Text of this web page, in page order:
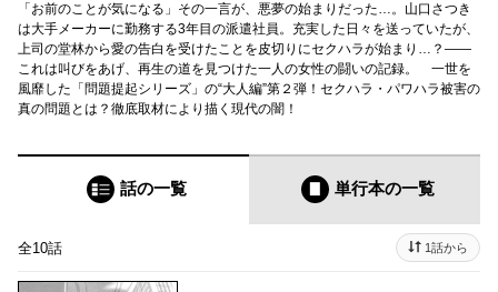
「お前のことが気になる」その一言が、悪夢の始まりだった…。山口さつき
は大手メーカーに勤務する3年目の派遣社員。充実した日々を送っていたが、
上司の堂林から愛の告白を受けたことを皮切りにセクハラが始まり…？――
これは叫びをあげ、再生の道を見つけた一人の女性の闘いの記録。 一世を
風靡した「問題提起シリーズ」の“大人編”第２弾！セクハラ・パワハラ被害の
真の問題とは？徹底取材により描く現代の闇！
話の一覧 単行本の一覧
全10話 1話から